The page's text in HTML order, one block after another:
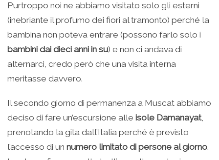
Purtroppo noi ne abbiamo visitato solo gli esterni
(inebriante il profumo dei fiori al tramonto) perché la
bambina non poteva entrare (possono farlo solo i
bambini dai dieci anni in su) e non ci andava di
alternarci, credo però che una visita interna
meritasse davvero.
Il secondo giorno di permanenza a Muscat abbiamo
deciso di fare un’escursione alle isole Damanayat,
prenotando la gita dall’Italia perché è previsto
l’accesso di un numero limitato di persone al giorno.